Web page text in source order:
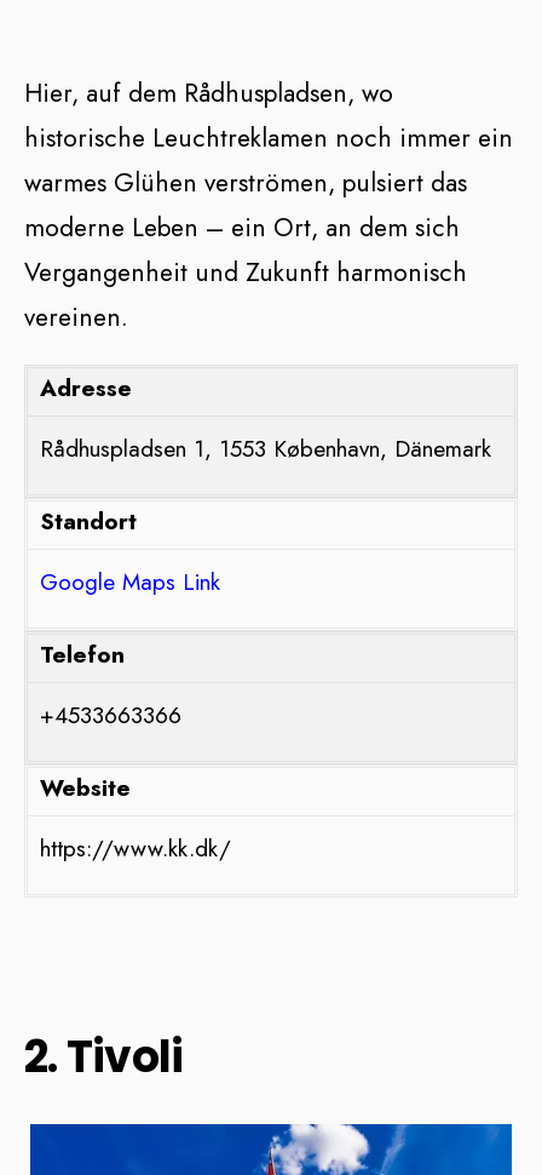
Hier, auf dem Rådhuspladsen, wo
historische Leuchtreklamen noch immer ein
warmes Glühen verströmen, pulsiert das
moderne Leben – ein Ort, an dem sich
Vergangenheit und Zukunft harmonisch
vereinen.
Adresse
Rådhuspladsen 1, 1553 København, Dänemark
Standort
Google Maps Link
Telefon
+4533663366
Website
https://www.kk.dk/
2. Tivoli